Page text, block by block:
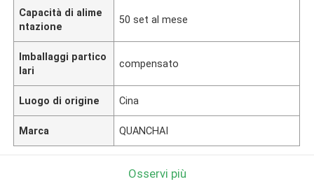
Capacità di alime
ntazione
50 set al mese
Imballaggi partico
lari
compensato
Luogo di origine Cina
Marca QUANCHAI
Osservi più